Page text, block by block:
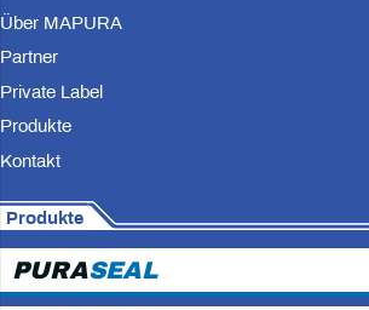
Über MAPURA
Partner
Private Label
Produkte
Kontakt
Produkte
PURASEAL